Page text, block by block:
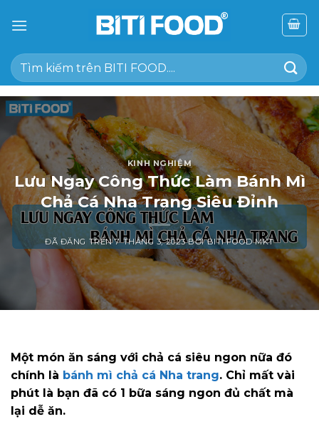
đến
dung
Tìm
kiếm:
KINH NGHIỆM
Lưu Ngay Công Thức Làm Bánh Mì
Chả Cá Nha Trang Siêu Đỉnh
ĐÃ ĐĂNG TRÊN7 THÁNG 3, 2023 BỞIBITI FOOD MKT
Một món ăn sáng với chả cá siêu ngon nữa đó
chính là bánh mì chả cá Nha trang. Chỉ mất vài
phút là bạn đã có 1 bữa sáng ngon đủ chất mà
lại dễ ăn.